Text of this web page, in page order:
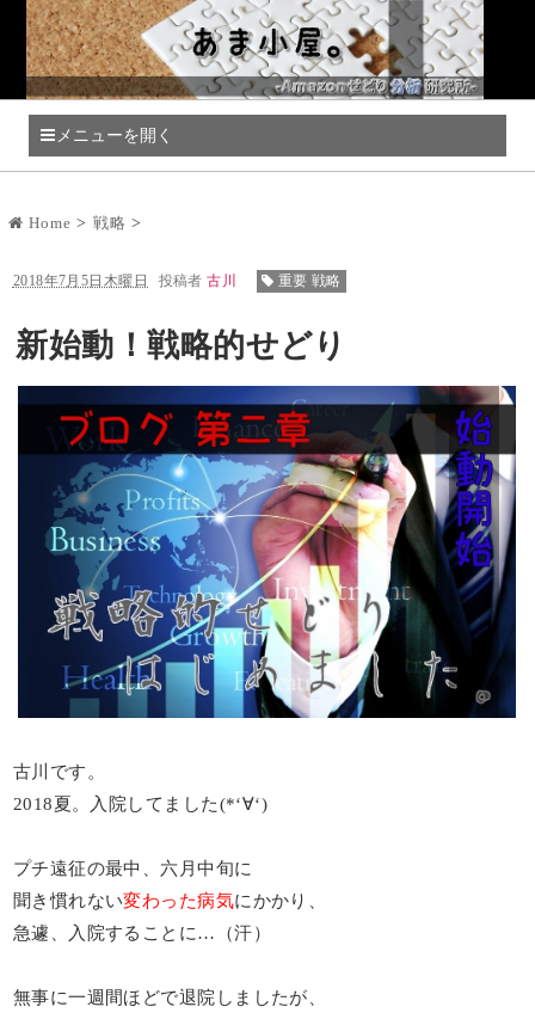
メニューを開く
Home 戦略
2018年7月5日木曜日 投稿者古川 重要 戦略
新始動！戦略的せどり
古川です。
2018夏。入院してました(*‘∀‘)
プチ遠征の最中、六月中旬に
聞き慣れない変わった病気にかかり、
急遽、入院することに…（汗）
無事に一週間ほどで退院しましたが、